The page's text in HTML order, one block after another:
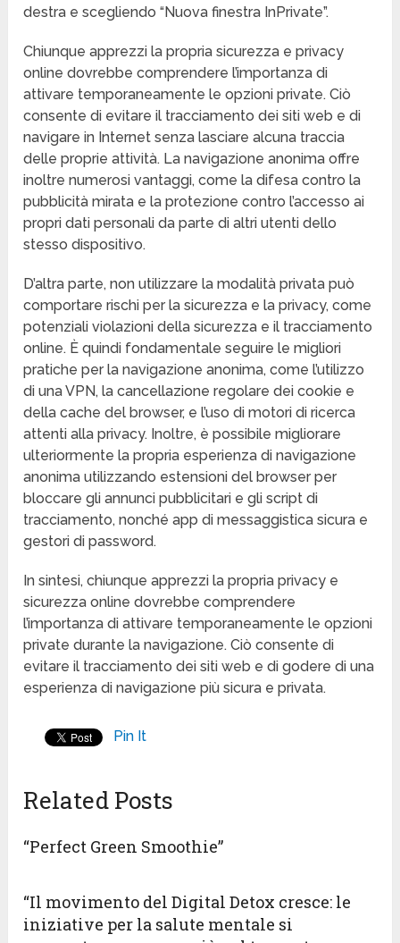
destra e scegliendo “Nuova finestra InPrivate”.
Chiunque apprezzi la propria sicurezza e privacy
online dovrebbe comprendere l’importanza di
attivare temporaneamente le opzioni private. Ciò
consente di evitare il tracciamento dei siti web e di
navigare in Internet senza lasciare alcuna traccia
delle proprie attività. La navigazione anonima offre
inoltre numerosi vantaggi, come la difesa contro la
pubblicità mirata e la protezione contro l’accesso ai
propri dati personali da parte di altri utenti dello
stesso dispositivo.
D’altra parte, non utilizzare la modalità privata può
comportare rischi per la sicurezza e la privacy, come
potenziali violazioni della sicurezza e il tracciamento
online. È quindi fondamentale seguire le migliori
pratiche per la navigazione anonima, come l’utilizzo
di una VPN, la cancellazione regolare dei cookie e
della cache del browser, e l’uso di motori di ricerca
attenti alla privacy. Inoltre, è possibile migliorare
ulteriormente la propria esperienza di navigazione
anonima utilizzando estensioni del browser per
bloccare gli annunci pubblicitari e gli script di
tracciamento, nonché app di messaggistica sicura e
gestori di password.
In sintesi, chiunque apprezzi la propria privacy e
sicurezza online dovrebbe comprendere
l’importanza di attivare temporaneamente le opzioni
private durante la navigazione. Ciò consente di
evitare il tracciamento dei siti web e di godere di una
esperienza di navigazione più sicura e privata.
Pin It
Related Posts
“Perfect Green Smoothie”
“Il movimento del Digital Detox cresce: le
iniziative per la salute mentale si